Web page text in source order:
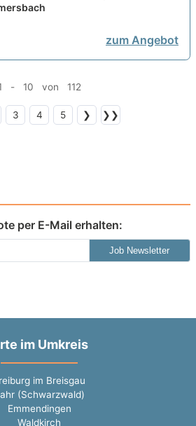
zum Angebot
- 10 von 112
3 4 5 ❯ ❯❯
per E-Mail erhalten:
Job Newsletter
im Umkreis
im Breisgau
(Schwarzwald)
Emmendingen
Waldkirch